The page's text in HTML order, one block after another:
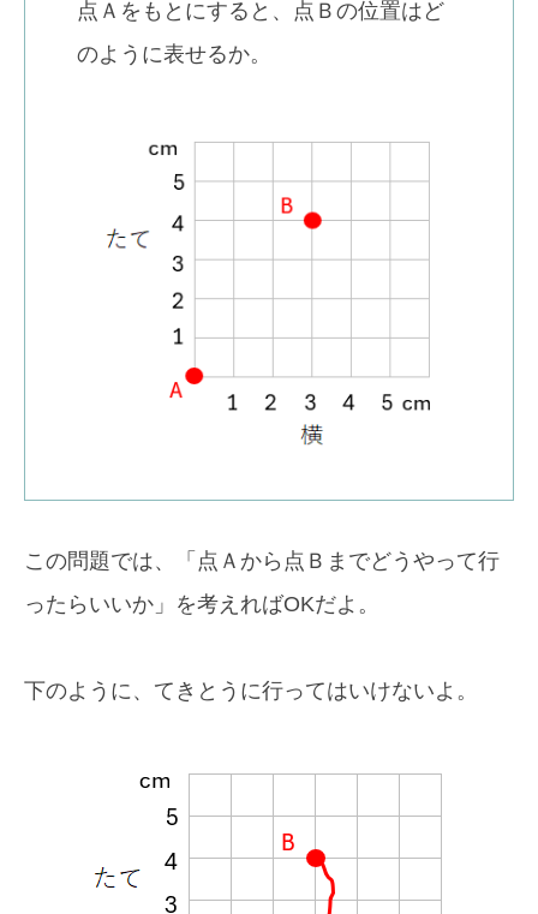
点Ａをもとにすると、点Ｂの位置はど
のように表せるか。
この問題では、「点Ａから点Ｂまでどうやって行
ったらいいか」を考えればOKだよ。
下のように、てきとうに行ってはいけないよ。